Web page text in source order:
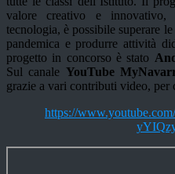
valore creativo e
tecnologia, è possibile superare
pandemica e produrre attività
progetto in concorso è stato
Sul canale YouTube
grazie a vari contributi video, per
https://